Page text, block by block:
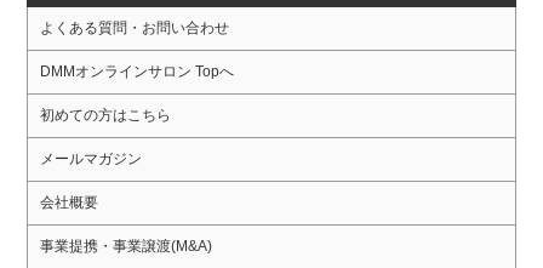
よくある質問・お問い合わせ
DMMオンラインサロン Topへ
初めての方はこちら
メールマガジン
会社概要
事業提携・事業譲渡(M&A)